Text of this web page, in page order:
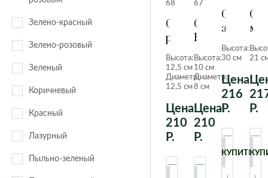
Classic
Steel Stone
Зелено-красный
Зелено-розовый
Зеленый
Коричневый
Красный
Лазурный
Пыльно-зеленый
68
Суккулент
роза
Высота:
12,5 см
Диаметр:
12,5 см
Цена:
210
Р.
67
Суккулент
Колючка
Высота:
10 см
Диаметр:
8 см
Цена:
210
Р.
Зеленый
Высота:
30 см
Цена:
216
Р.
КУПИТЬ
21
Р.